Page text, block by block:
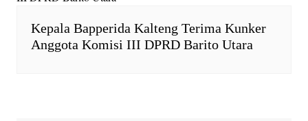
Kepala Bapperida Kalteng Terima Kunker
Anggota Komisi III DPRD Barito Utara